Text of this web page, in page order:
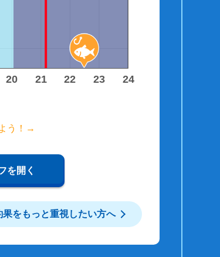
20 21 22 23 24
う！→
を開く
果をもっと重視したい方へ